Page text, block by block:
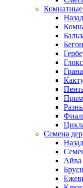
Комнатные
Назад
Семена
Назад
Айва